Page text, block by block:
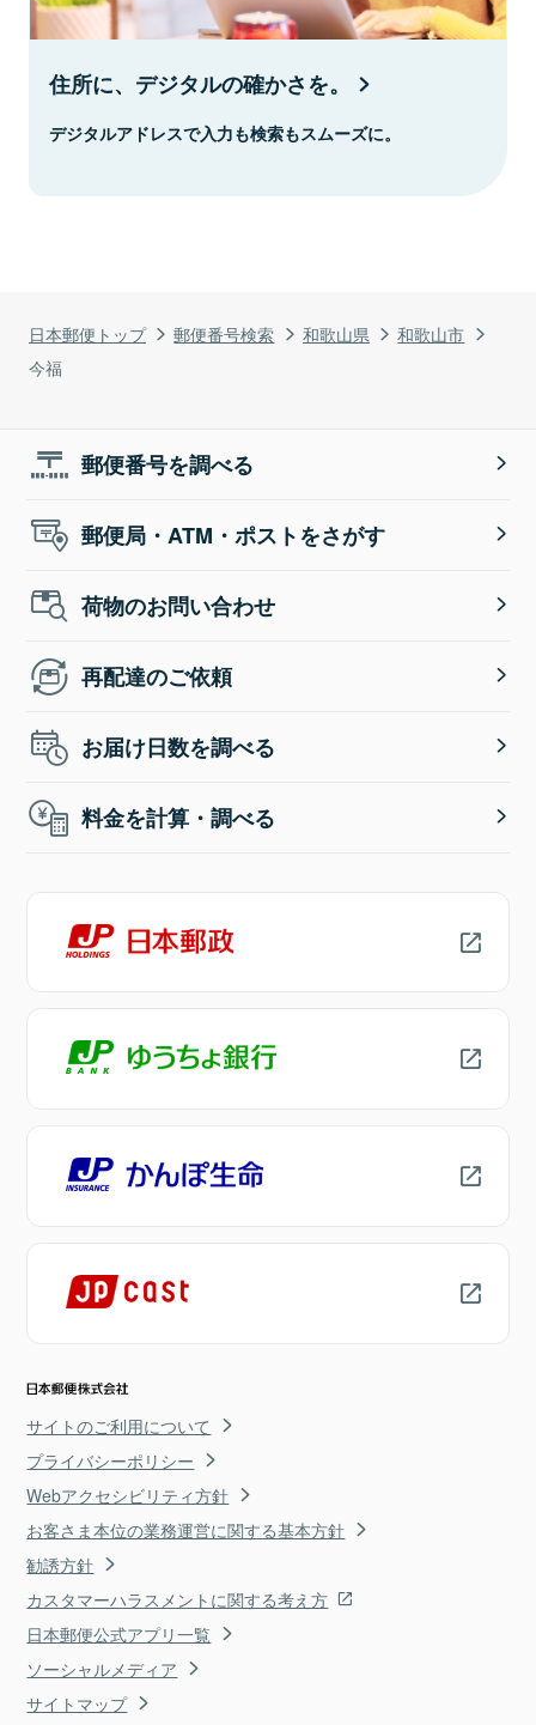
日本郵便トップ 郵便番号検索 和歌山県
和歌山市
今福
住所に、デジタルの確かさを。
デジタルアドレスで入力も検索もスムーズに。
郵便番号を調べる
郵便局・ATM・ポストをさがす
荷物のお問い合わせ
再配達のご依頼
お届け日数を調べる
料金を計算・調べる
サイトのご利用について
プライバシーポリシー
Webアクセシビリティ方針
お客さま本位の業務運営に関する基本方針
勧誘方針
カスタマーハラスメントに関する考え方
日本郵便公式アプリ一覧
ソーシャルメディア
サイトマップ